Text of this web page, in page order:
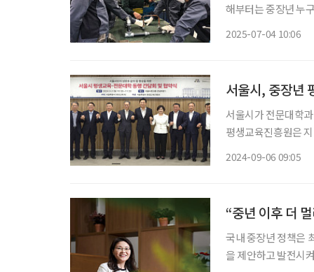
해부터는 중장년 누
2025-07-04 10:06
서울시, 중장년
서울시가 전문대학과
평생교육진흥원은
2024-09-06 09:05
“중년 이후 더
국내 중장년 정책은
을 제안하고 발전시